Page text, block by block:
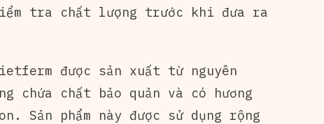
tra chất lượng trước khi đưa ra
được sản xuất từ nguyên
chứa chất bảo quản và có hương
Sản phẩm này được sử dụng rộng